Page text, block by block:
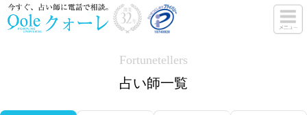
Fortunetellers
占い師一覧